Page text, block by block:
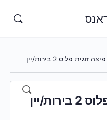
זוגית פלוס 2 בירות/יין
יין